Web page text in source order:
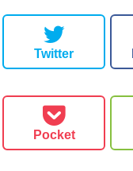
Twitter
Pocket